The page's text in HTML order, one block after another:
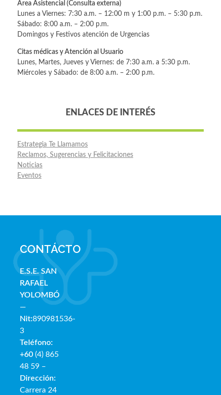
Área Asistencial (Consulta externa)
Lunes a Viernes: 7:30 a.m. – 12:00 m y 1:00 p.m. – 5:30 p.m.
Sábado: 8:00 a.m. – 2:00 p.m.
Domingos y Festivos atención de Urgencias
Citas médicas y Atención al Usuario
Lunes, Martes, Jueves y Viernes: de 7:30 a.m. a 5:30 p.m.
Miércoles y Sábado: de 8:00 a.m. – 2:00 p.m.
ENLACES DE INTERÉS
Estrategia Te Llamamos
Reclamos, Sugerencias y Felicitaciones
Noticias
Eventos
CONTÁCTO
E.S.E. SAN
RAFAEL
YOLOMBÓ
—
Nit:890981536-
3
Teléfono:
+60 (4) 865
48 59 –
Dirección:
Carrera 24